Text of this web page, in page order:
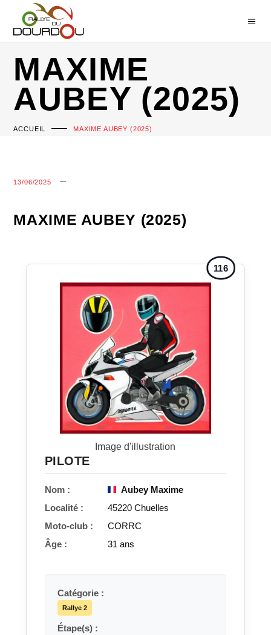
MAXIME
AUBEY (2025)
ACCUEIL MAXIME AUBEY (2025)
13/06/2025
MAXIME AUBEY (2025)
116
Image d'illustration
PILOTE
Nom :
Aubey Maxime
Localité :
45220 Chuelles
Moto-club :
CORRC
Âge :
31 ans
Catégorie :
Rallye 2
Étape(s) :